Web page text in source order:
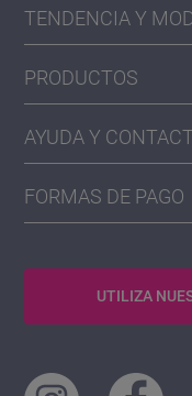
TENDENCIA Y
PRODUCTOS
AYUDA Y
FORMAS DE PAGO
UTILIZA